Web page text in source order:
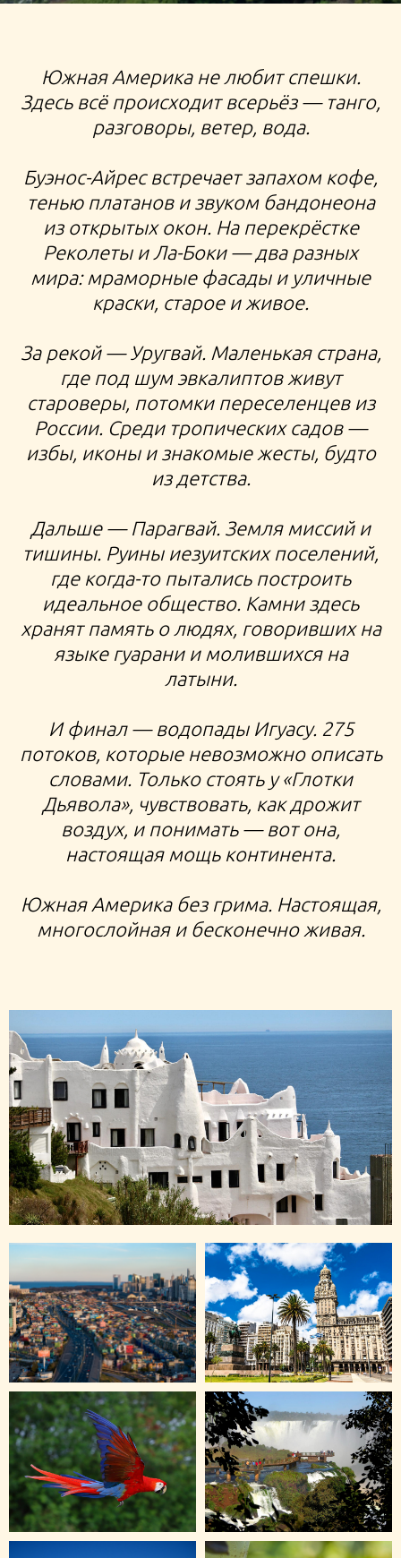
Южная Америка не любит спешки.
Здесь всё происходит всерьёз — танго,
разговоры, ветер, вода.
Буэнос-Айрес встречает запахом кофе,
тенью платанов и звуком бандонеона
из открытых окон. На перекрёстке
Реколеты и Ла-Боки — два разных
мира: мраморные фасады и уличные
краски, старое и живое.
За рекой — Уругвай. Маленькая страна,
где под шум эвкалиптов живут
староверы, потомки переселенцев из
России. Среди тропических садов —
избы, иконы и знакомые жесты, будто
из детства.
Дальше — Парагвай. Земля миссий и
тишины. Руины иезуитских поселений,
где когда-то пытались построить
идеальное общество. Камни здесь
хранят память о людях, говоривших на
языке гуарани и молившихся на
латыни.
И финал — водопады Игуасу. 275
потоков, которые невозможно описать
словами. Только стоять у «Глотки
Дьявола», чувствовать, как дрожит
воздух, и понимать — вот она,
настоящая мощь континента.
Южная Америка без грима. Настоящая,
многослойная и бесконечно живая.